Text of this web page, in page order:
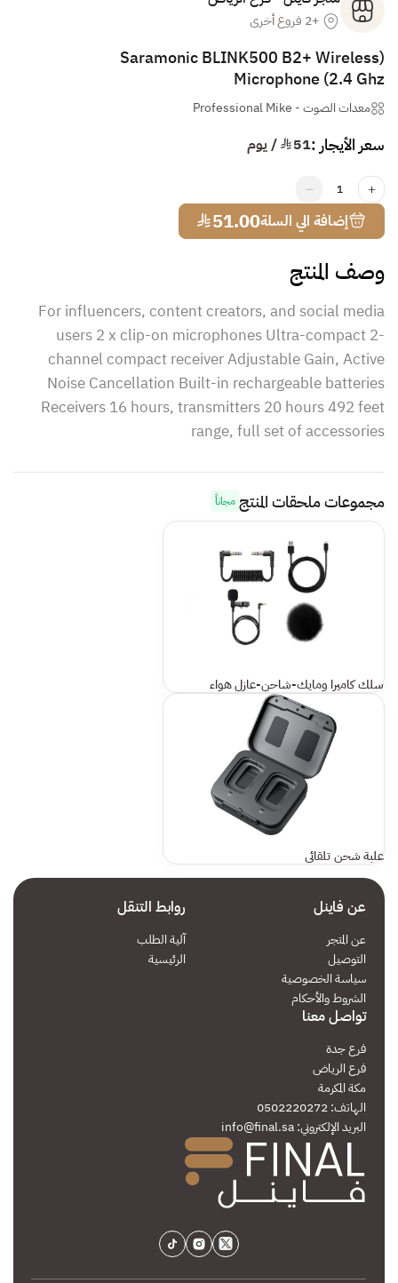
+2 فروع أخرى
(Saramonic BLINK500 B2+ Wireless
Microphone (2.4 Ghz
معدات الصوت-
Professional Mike
سعر الأيجار :51¥ / يوم
1
إضافة الي السلة51.00
¥
وصف المنتج
For influencers, content creators, and social media
users 2 x clip-on microphones Ultra-compact 2-
channel compact receiver Adjustable Gain, Active
Noise Cancellation Built-in rechargeable batteries
Receivers 16 hours, transmitters 20 hours 492 feet
range, full set of accessories
مجموعات ملحقات المنتج مجاناً
سلك كاميرا ومايك-شاحن-عازل هواء
علبة شحن تلقائي
عن فاينل
عن المتجر
التوصيل
سياسة الخصوصية
الشروط والأحكام
روابط التنقل
آلية الطلب
الرئيسية
تواصل معنا
فرع جدة
فرع الرياض
مكة المكرمة
الهاتف: 0502220272
البريد الإلكتروني:info@final.sa